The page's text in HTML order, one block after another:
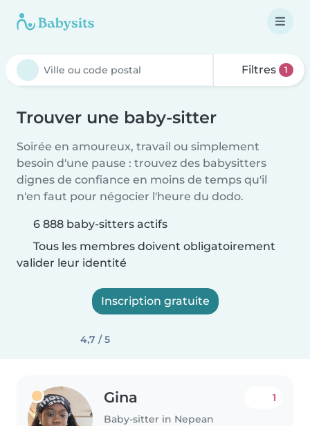
Filtres 1
Trouver une baby-sitter
Soirée en amoureux, travail ou simplement
besoin d'une pause : trouvez des babysitters
dignes de confiance en moins de temps qu'il
n'en faut pour négocier l'heure du dodo.
6 888 baby-sitters actifs
Tous les membres doivent obligatoirement
valider leur identité
Inscription gratuite
4,7 / 5
Gina
Baby-sitter in Nepean
1